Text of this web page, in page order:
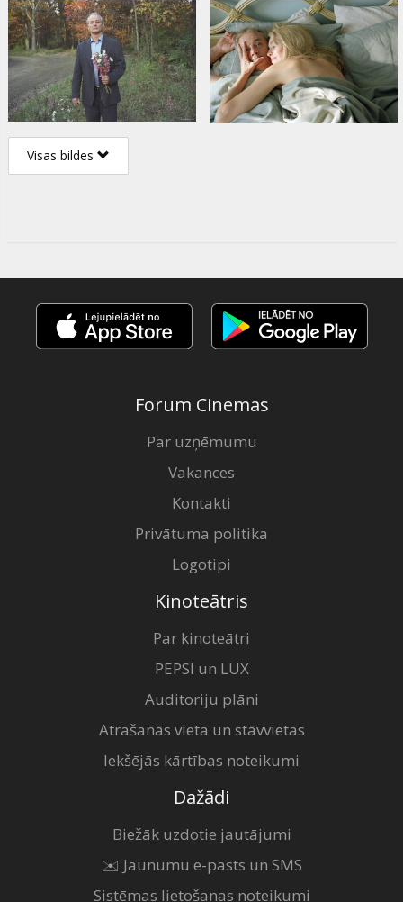
Visas bildes
Forum Cinemas
Par uzņēmumu
Vakances
Kontakti
Privātuma politika
Logotipi
Kinoteātris
Par kinoteātri
PEPSI un LUX
Auditoriju plāni
Atrašanās vieta un stāvvietas
Iekšējās kārtības noteikumi
Dažādi
Biežāk uzdotie jautājumi
✉️ Jaunumu e-pasts un SMS
Sistēmas lietošanas noteikumi